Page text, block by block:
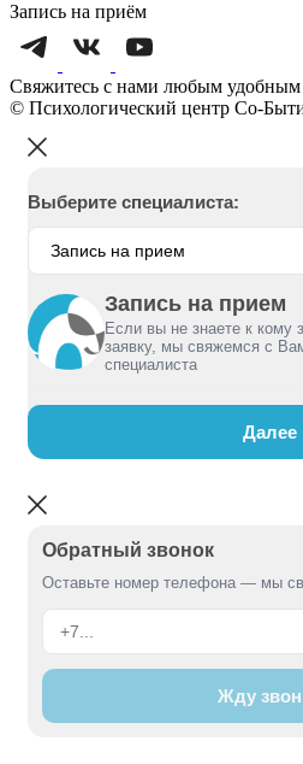
Запись на приём
Свяжитесь с нами любым удобным
© Психологический центр Со-
Выберите специалиста:
Запись на прием
Если вы не знаете к кому
заявку, мы свяжемся с
специалиста
Далее
Обратный звонок
Оставьте номер телефона — мы
Жду